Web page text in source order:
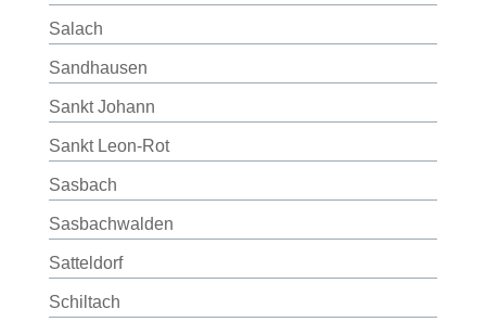
Salach
Sandhausen
Sankt Johann
Sankt Leon-Rot
Sasbach
Sasbachwalden
Satteldorf
Schiltach